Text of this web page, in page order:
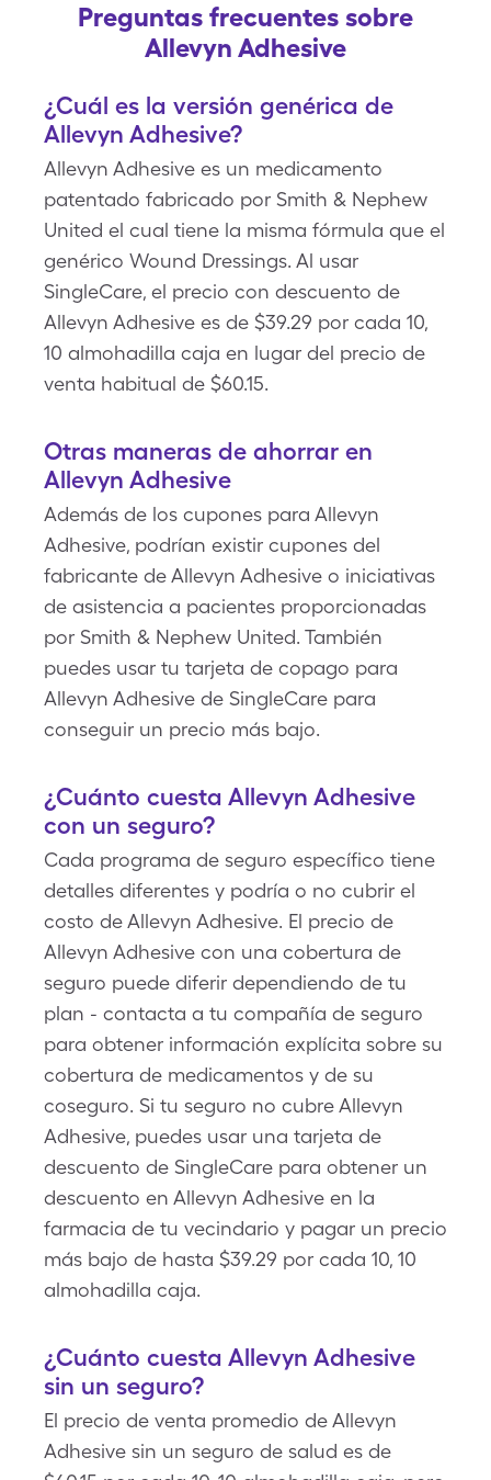
Preguntas frecuentes sobre
Allevyn Adhesive
¿Cuál es la versión genérica de
Allevyn Adhesive?
Allevyn Adhesive es un medicamento
patentado fabricado por Smith & Nephew
United el cual tiene la misma fórmula que el
genérico Wound Dressings. Al usar
SingleCare, el precio con descuento de
Allevyn Adhesive es de $39.29 por cada 10,
10 almohadilla caja en lugar del precio de
venta habitual de $60.15.
Otras maneras de ahorrar en
Allevyn Adhesive
Además de los cupones para Allevyn
Adhesive, podrían existir cupones del
fabricante de Allevyn Adhesive o iniciativas
de asistencia a pacientes proporcionadas
por Smith & Nephew United. También
puedes usar tu tarjeta de copago para
Allevyn Adhesive de SingleCare para
conseguir un precio más bajo.
¿Cuánto cuesta Allevyn Adhesive
con un seguro?
Cada programa de seguro específico tiene
detalles diferentes y podría o no cubrir el
costo de Allevyn Adhesive. El precio de
Allevyn Adhesive con una cobertura de
seguro puede diferir dependiendo de tu
plan - contacta a tu compañía de seguro
para obtener información explícita sobre su
cobertura de medicamentos y de su
coseguro. Si tu seguro no cubre Allevyn
Adhesive, puedes usar una tarjeta de
descuento de SingleCare para obtener un
descuento en Allevyn Adhesive en la
farmacia de tu vecindario y pagar un precio
más bajo de hasta $39.29 por cada 10, 10
almohadilla caja.
¿Cuánto cuesta Allevyn Adhesive
sin un seguro?
El precio de venta promedio de Allevyn
Adhesive sin un seguro de salud es de